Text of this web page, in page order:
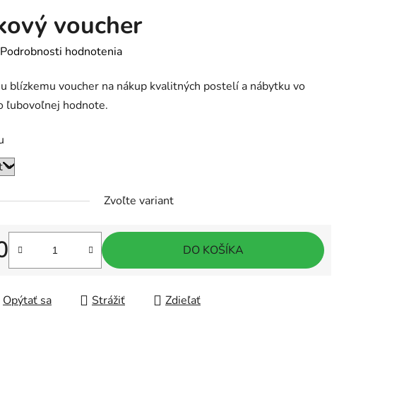
voucher
Podrobnosti hodnotenia
blízkemu voucher na nákup kvalitných postelí a nábytku vo
ľubovoľnej hodnote.
Zvoľte variant
DO KOŠÍKA
Opýtať sa Strážiť Zdieľať